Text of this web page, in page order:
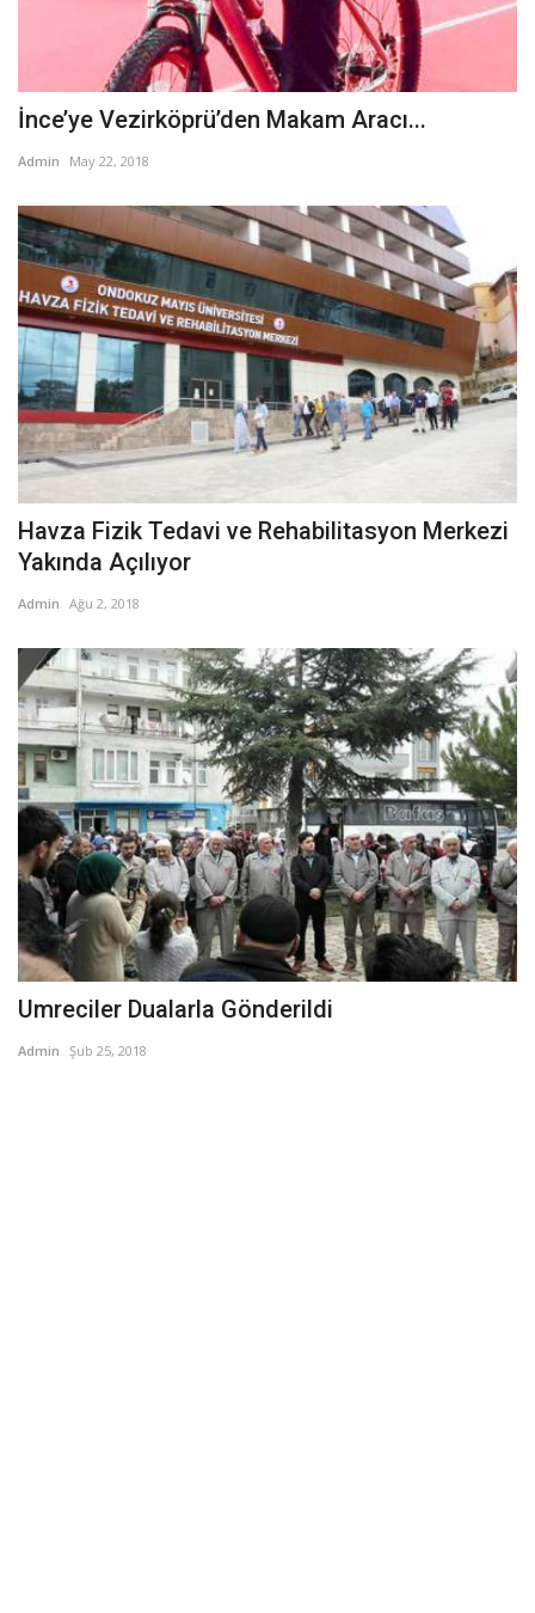
İnce’ye Vezirköprü’den Makam Aracı...
Admin May 22, 2018
Havza Fizik Tedavi ve Rehabilitasyon Merkezi
Yakında Açılıyor
Admin Ağu 2, 2018
Umreciler Dualarla Gönderildi
Admin Şub 25, 2018